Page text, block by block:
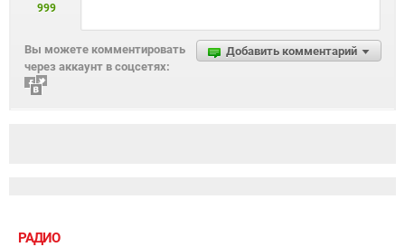
999
Добавить комментарий
Вы можете комментировать
через аккаунт в соцсетях:
РАДИО